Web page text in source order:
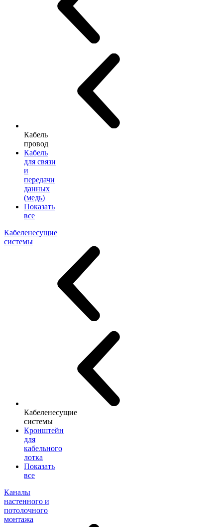
Кабель
провод
Кабель
для связи
и
передачи
данных
(медь)
Показать
все
Кабеленесущие
системы
Кабеленесущие
системы
Кронштейн
для
кабельного
лотка
Показать
все
Каналы
настенного и
потолочного
монтажа